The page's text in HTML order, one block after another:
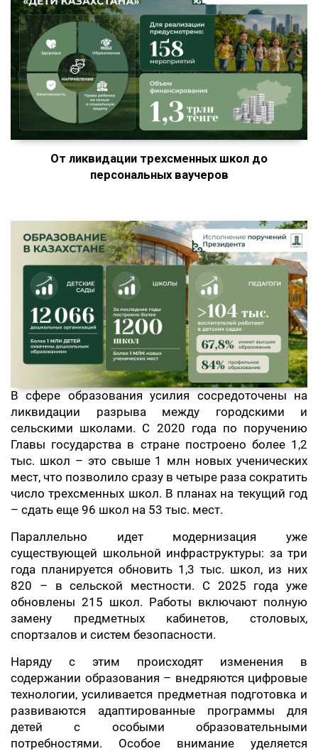
От ликвидации трехсменных школ до
персональных ваучеров
В сфере образования усилия сосредоточены на
ликвидации разрыва между городскими и
сельскими школами. С 2020 года по поручению
Главы государства в стране построено более 1,2
тыс. школ – это свыше 1 млн новых ученических
мест, что позволило сразу в четыре раза сократить
число трехсменных школ. В планах на текущий год
– сдать еще 96 школ на 53 тыс. мест.
Параллельно идет модернизация уже
существующей школьной инфраструктуры: за три
года планируется обновить 1,3 тыс. школ, из них
820 – в сельской местности. С 2025 года уже
обновлены 215 школ. Работы включают полную
замену предметных кабинетов, столовых,
спортзалов и систем безопасности.
Наряду с этим происходят изменения в
содержании образования – внедряются цифровые
технологии, усиливается предметная подготовка и
развиваются адаптированные программы для
детей с особыми образовательными
потребностями. Особое внимание уделяется